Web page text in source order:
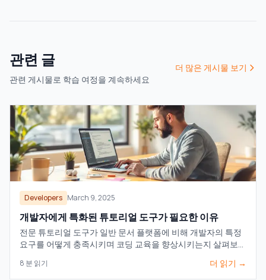
관련 글
관련 게시물로 학습 여정을 계속하세요
더 많은 게시물 보기
Developers March 9, 2025
개발자에게 특화된 튜토리얼 도구가 필요한 이유
전문 튜토리얼 도구가 일반 문서 플랫폼에 비해 개발자의 특정
요구를 어떻게 충족시키며 코딩 교육을 향상시키는지 살펴보세
8 분 읽기 더 읽기 →